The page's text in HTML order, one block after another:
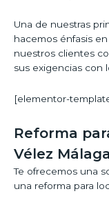
Una de nuestras
hacemos énfasis
nuestros clientes
sus exigencias con
[elementor-
Reforma
Vélez Málaga
Te ofrecemos una
una reforma para